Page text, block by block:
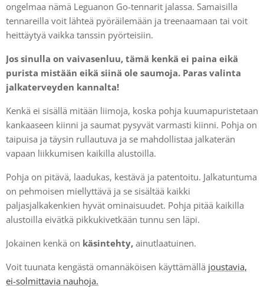
ongelmaa nämä Leguanon Go-tennarit jalassa. Samaisilla
tennareilla voit lähteä pyöräilemään ja treenaamaan tai voit
heittäytyä vaikka tanssin pyörteisiin.
Jos sinulla on vaivasenluu, tämä kenkä ei paina eikä
purista mistään eikä siinä ole saumoja. Paras valinta
jalkaterveyden kannalta!
Kenkä ei sisällä mitään liimoja, koska pohja kuumapuristetaan
kankaaseen kiinni ja saumat pysyvät varmasti kiinni. Pohja on
taipuisa ja täysin rullautuva ja se mahdollistaa jalkaterän
vapaan liikkumisen kaikilla alustoilla.
Pohja on pitävä, laadukas, kestävä ja patentoitu. Jalkatuntuma
on pehmoisen miellyttävä ja se sisältää kaikki
paljasjalkakenkien hyvät ominaisuudet. Pohja pitää kaikilla
alustoilla eivätkä pikkukivetkään tunnu sen läpi.
Jokainen kenkä on käsintehty, ainutlaatuinen.
Voit tuunata kengästä omannäköisen käyttämällä joustavia,
ei-solmittavia nauhoja.